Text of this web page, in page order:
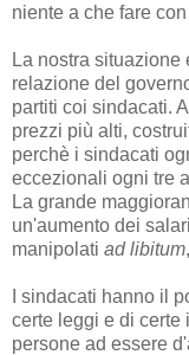
niente a che fare
La nostra
relazione del
partiti coi sindacati.
prezzi più alti,
perchè i sindacati
eccezionali ogni tre
La grande
un'aumento dei
manipolati ad libitum
I sindacati hanno il
certe leggi e di certe
persone ad essere